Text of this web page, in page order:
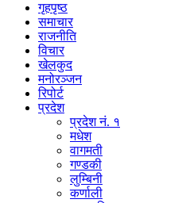
गृहपृष्ठ
समाचार
राजनीति
विचार
खेलकुद
मनोरञ्जन
रिपोर्ट
प्रदेश
प्रदेश नं. १
मधेश
वागमती
गण्डकी
लुम्बिनी
कर्णाली